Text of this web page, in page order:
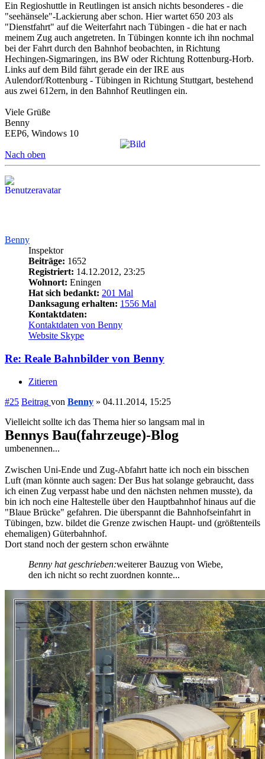
Ein Regioshuttle in Reutlingen ist ansich nichts besonderes - die
"seehänsele"-Lackierung aber schon. Hier wartet 650 203 als
"Dienstfahrt" auf die Weiterfahrt nach Tübingen - die hat er nach
meinem Zug auch angetreten. In Tübingen konnte ich ihn nochmal
bei der Fahrt durch den Bahnhof beobachten, in Richtung
Hechingen-Sigmaringen, ins BW oder Richtung Rottenburg-Horb.
Links auf dem Bild fährt gerade ein der IRE aus
Aulendorf/Rottenburg - Tübingen in Richtung Stuttgart, bestehend
aus zwei 612ern, in den Bahnhof Reutlingen ein.
Viele Grüße
Benny
EEP6, Windows 10
Nach oben
Benny
Inspektor
Beiträge: 1652
Registriert: 14.12.2012, 23:25
Wohnort: Eningen
Hat sich bedankt: 201 Mal
Danksagung erhalten: 1556 Mal
Kontaktdaten:
Kontaktdaten von Benny
Website Skype
Re: Reale Bahnbilder von Benny
Zitieren
#25 Beitrag von Benny » 04.11.2014, 15:25
Vielleicht sollte ich das Thema hier so langsam mal in
Bennys Bau(fahrzeuge)-Blog
umbenennen...
Zwischen Uni-Ende und Zug-Abfahrt hatte ich noch ein bisschen
Luft (man könnte auch sagen: Der Bus hat solange gebraucht, dass
ich einen Zug verpasst habe und den nächsten nehmen musste), da
bin ich noch eine Haltestelle über den Hauptbahnhof hinaus auf die
"Blaue Brücke" gefahren. Die überspannt die Bahnhofseinfahrt in
Tübingen, bzw. bildet die Grenze zwischen Haupt- und (größtenteils
ehemaligen) Güterbahnhof.
Dort stand noch der gestern schon erwähnte
Benny hat geschrieben:weiterer Bauzug von Wiebe,
den ich nicht so recht zuordnen konnte...